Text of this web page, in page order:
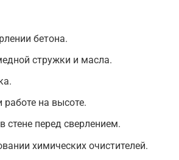
бетона.
стружки и масла.
работе на высоте.
стене перед сверлением.
химических очистителей.